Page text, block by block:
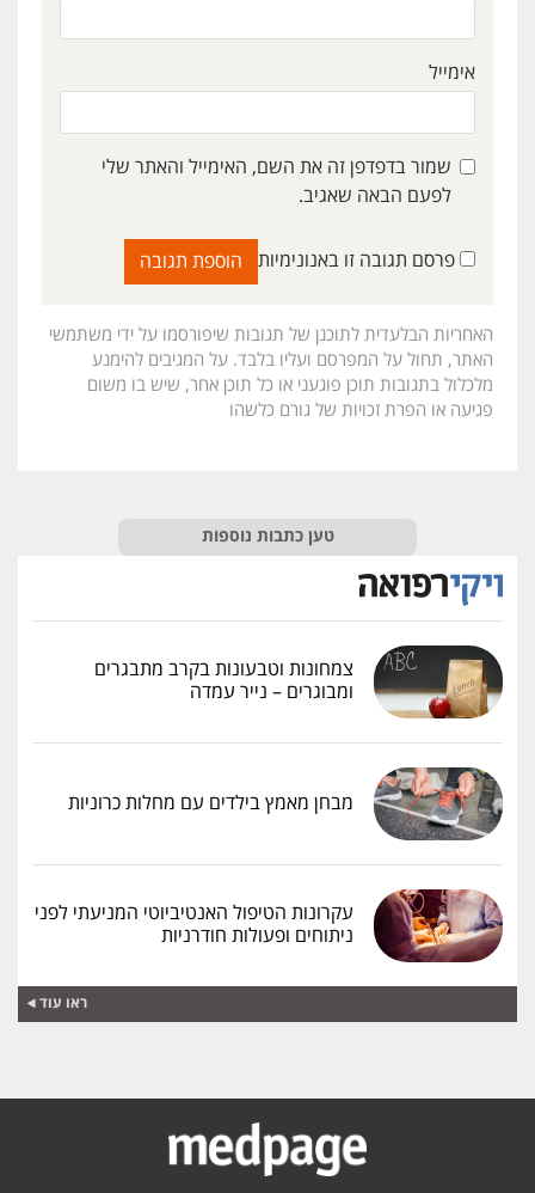
אימייל
שמור בדפדפן זה את השם, האימייל והאתר שלי
לפעם הבאה שאגיב.
פרסם תגובה זו באנונימיות
האחריות הבלעדית לתוכנן של תגובות שיפורסמו על ידי משתמשי
האתר, תחול על המפרסם ועליו בלבד. על המגיבים להימנע
מלכלול בתגובות תוכן פוגעני או כל תוכן אחר, שיש בו משום
פגיעה או הפרת זכויות של גורם כלשהו
טען כתבות נוספות
צמחונות וטבעונות בקרב מתבגרים
ומבוגרים – נייר עמדה
מבחן מאמץ בילדים עם מחלות כרוניות
עקרונות הטיפול האנטיביוטי המניעתי לפני
ניתוחים ופעולות חודרניות
ראו עוד